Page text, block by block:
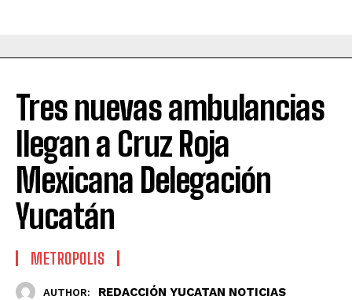
Tres nuevas ambulancias
llegan a Cruz Roja
Mexicana Delegación
Yucatán
METROPOLIS
AUTHOR: REDACCIÓN YUCATAN NOTICIAS